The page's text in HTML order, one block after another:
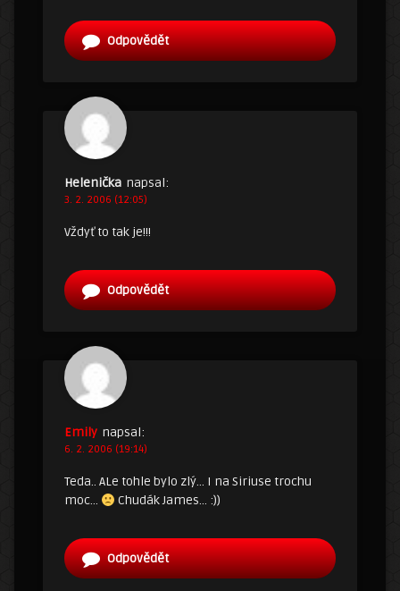
Odpovědět
Helenička napsal:
3. 2. 2006 (12:05)
Vždyť to tak je!!!
Odpovědět
Emily napsal:
6. 2. 2006 (19:14)
Teda.. ALe tohle bylo zlý… I na Siriuse trochu
moc…
Chudák James… :))
Odpovědět